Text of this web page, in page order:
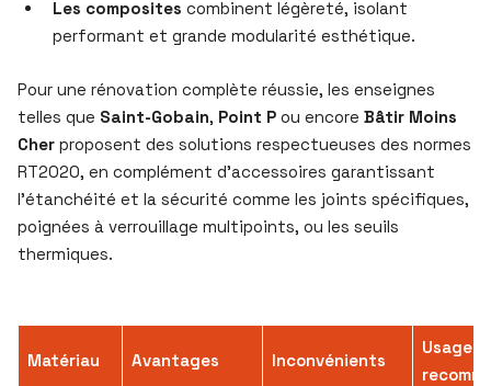
Les composites combinent légèreté, isolant
performant et grande modularité esthétique.
Pour une rénovation complète réussie, les enseignes
telles que Saint-Gobain, Point P ou encore Bâtir Moins
Cher proposent des solutions respectueuses des normes
RT2020, en complément d’accessoires garantissant
l’étanchéité et la sécurité comme les joints spécifiques,
poignées à verrouillage multipoints, ou les seuils
thermiques.
Matériau Avantages Inconvénients
Usage